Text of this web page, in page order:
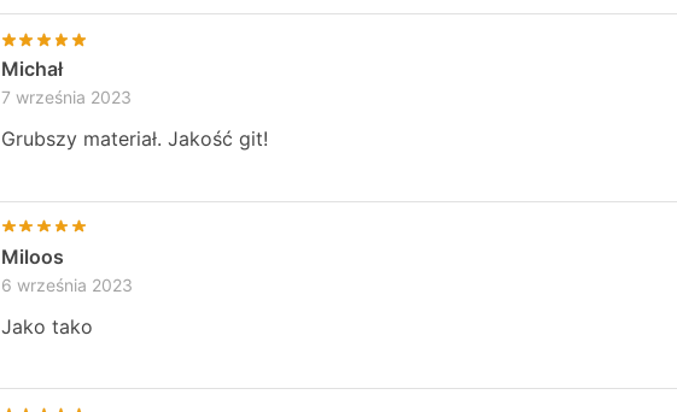
Michał
7 września 2023
Grubszy materiał. Jakość git!
Miloos
6 września 2023
Jako tako